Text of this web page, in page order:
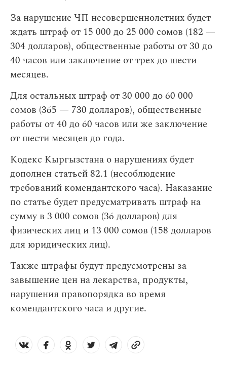
За нарушение ЧП несовершеннолетних будет
ждать штраф от 15 000 до 25 000 сомов (182 —
304 долларов), общественные работы от 30 до
40 часов или заключение от трех до шести
месяцев.
Для остальных штраф от 30 000 до 60 000
сомов (365 — 730 долларов), общественные
работы от 40 до 60 часов или же заключение
от шести месяцев до года.
Кодекс Кыргызстана о нарушениях будет
дополнен статьей 82.1 (несоблюдение
требований комендантского часа). Наказание
по статье будет предусматривать штраф на
сумму в 3 000 сомов (36 долларов) для
физических лиц и 13 000 сомов (158 долларов
для юридических лиц).
Также штрафы будут предусмотрены за
завышение цен на лекарства, продукты,
нарушения правопорядка во время
комендантского часа и другие.